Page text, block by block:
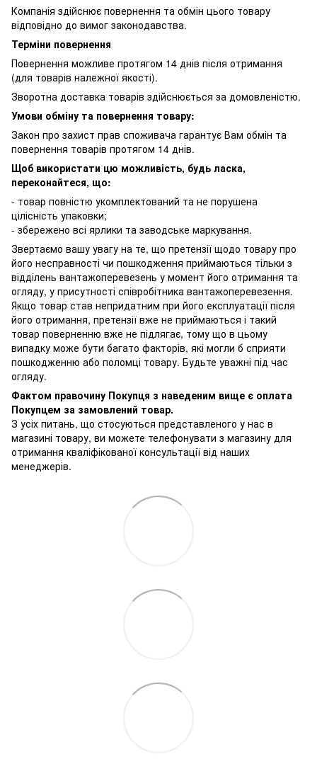
Компанія здійснює повернення та обмін цього товару
відповідно до вимог законодавства.
Терміни повернення
Повернення можливе протягом 14 днів після отримання
(для товарів належної якості).
Зворотна доставка товарів здійснюється за домовленістю.
Умови обміну та повернення товару:
Закон про захист прав споживача гарантує Вам обмін та
повернення товарів протягом 14 днів.
Щоб використати цю можливість, будь ласка,
переконайтеся, що:
- товар повністю укомплектований та не порушена
цілісність упаковки;
- збережено всі ярлики та заводське маркування.
Звертаємо вашу увагу на те, що претензії щодо товару про
його несправності чи пошкодження приймаються тільки з
відділень вантажоперевезень у момент його отримання та
огляду, у присутності співробітника вантажоперевезення.
Якщо товар став непридатним при його експлуатації після
його отримання, претензії вже не приймаються і такий
товар поверненню вже не підлягає, тому що в цьому
випадку може бути багато факторів, які могли б сприяти
пошкодженню або поломці товару. Будьте уважні під час
огляду.
Фактом правочину Покупця з наведеним вище є оплата
Покупцем за замовлений товар.
З усіх питань, що стосуються представленого у нас в
магазині товару, ви можете телефонувати з магазину для
отримання кваліфікованої консультації від наших
менеджерів.